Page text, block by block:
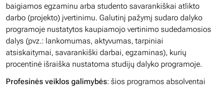
baigiamos egzaminu arba studento savarankiškai atlikto
darbo (projekto) įvertinimu. Galutinį pažymį sudaro dalyko
programoje nustatytos kaupiamojo vertinimo sudedamosios
dalys (pvz.: lankomumas, aktyvumas, tarpiniai
atsiskaitymai, savarankiški darbai, egzaminas), kurių
procentinė išraiška nustatoma studijų dalyko programoje.
Profesinės veiklos galimybės: šios programos absolventai